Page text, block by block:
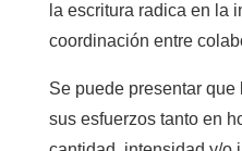
la escritura radica en la
coordinación entre
Se puede presentar
sus esfuerzos tanto en